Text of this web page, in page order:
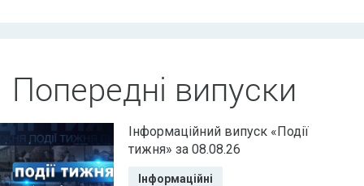
Попередні випуски
Інформаційний випуск «Події
тижня» за 08.08.26
Інформаційні